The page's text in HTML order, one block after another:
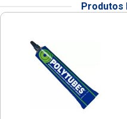
Produtos